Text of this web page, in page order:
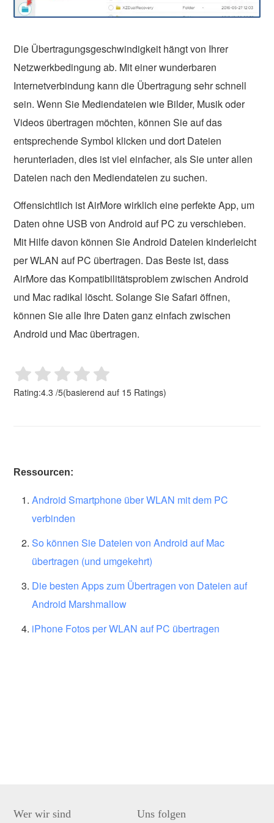
Die Übertragungsgeschwindigkeit hängt von Ihrer
Netzwerkbedingung ab. Mit einer wunderbaren
Internetverbindung kann die Übertragung sehr schnell
sein. Wenn Sie Mediendateien wie Bilder, Musik oder
Videos übertragen möchten, können Sie auf das
entsprechende Symbol klicken und dort Dateien
herunterladen, dies ist viel einfacher, als Sie unter allen
Dateien nach den Mediendateien zu suchen.
Offensichtlich ist AirMore wirklich eine perfekte App, um
Daten ohne USB von Android auf PC zu verschieben.
Mit Hilfe davon können Sie Android Dateien kinderleicht
per WLAN auf PC übertragen. Das Beste ist, dass
AirMore das Kompatibilitätsproblem zwischen Android
und Mac radikal löscht. Solange Sie Safari öffnen,
können Sie alle Ihre Daten ganz einfach zwischen
Android und Mac übertragen.
Rating:4.3 /5(basierend auf 15 Ratings)
Ressourcen:
Android Smartphone über WLAN mit dem PC
verbinden
So können Sie Dateien von Android auf Mac
übertragen (und umgekehrt)
Die besten Apps zum Übertragen von Dateien auf
Android Marshmallow
iPhone Fotos per WLAN auf PC übertragen
Wer wir sind Uns folgen